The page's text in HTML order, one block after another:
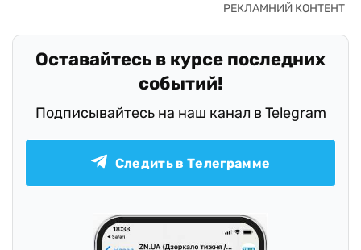
Оставайтесь в курсе последних
событий!
Подписывайтесь на наш канал в Telegram
Следить в Телеграмме